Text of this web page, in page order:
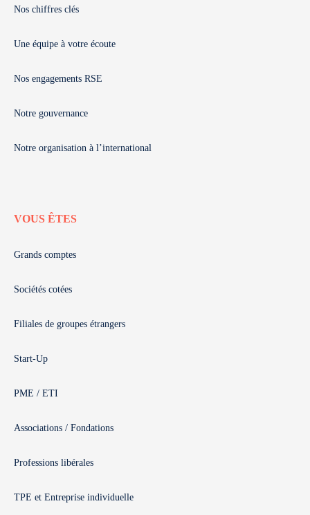
Nos chiffres clés
Une équipe à votre écoute
Nos engagements RSE
Notre gouvernance
Notre organisation à l’international
VOUS ÊTES
Grands comptes
Sociétés cotées
Filiales de groupes étrangers
Start-Up
PME / ETI
Associations / Fondations
Professions libérales
TPE et Entreprise individuelle